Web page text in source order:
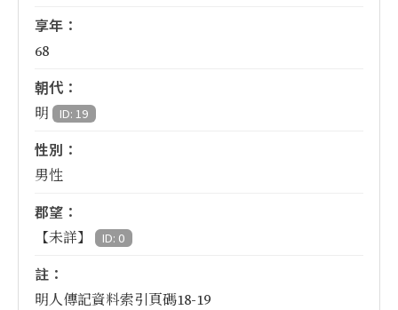
享年：
68
朝代：
明 ID: 19
性別：
男性
郡望：
【未詳】 ID: 0
註：
明人傳記資料索引頁碼18-19